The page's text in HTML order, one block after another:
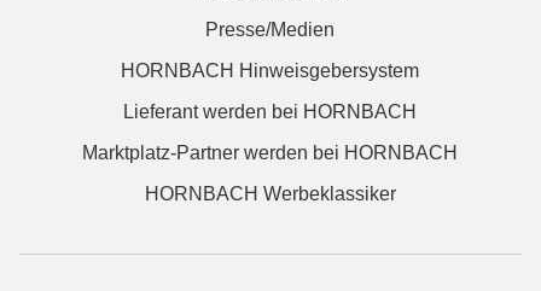
Presse/Medien
HORNBACH Hinweisgebersystem
Lieferant werden bei HORNBACH
Marktplatz-Partner werden bei HORNBACH
HORNBACH Werbeklassiker